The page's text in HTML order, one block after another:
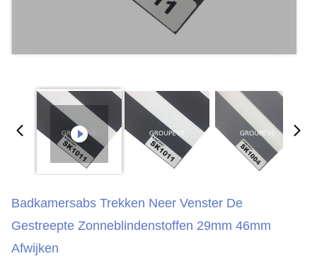
Badkamersabs Trekken Neer Venster De
Gestreepte Zonneblindenstoffen 29mm 46mm
Afwijken